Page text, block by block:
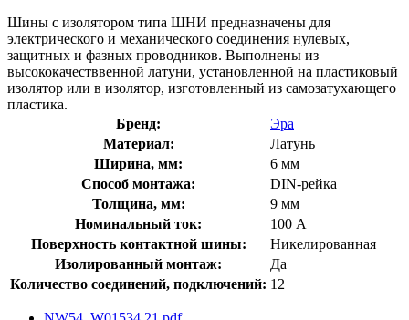
Шины с изолятором типа ШНИ предназначены для
электрического и механического соединения нулевых,
защитных и фазных проводников. Выполнены из
высококачестввенной латуни, установленной на пластиковый
изолятор или в изолятор, изготовленный из самозатухающего
пластика.
Бренд:
Эра
Материал:
Латунь
Ширина, мм:
6 мм
Способ монтажа:
DIN-рейка
Толщина, мм:
9 мм
Номинальный ток:
100 А
Поверхность контактной шины:
Никелированная
Изолированный монтаж:
Да
Количество соединений, подключений: 12